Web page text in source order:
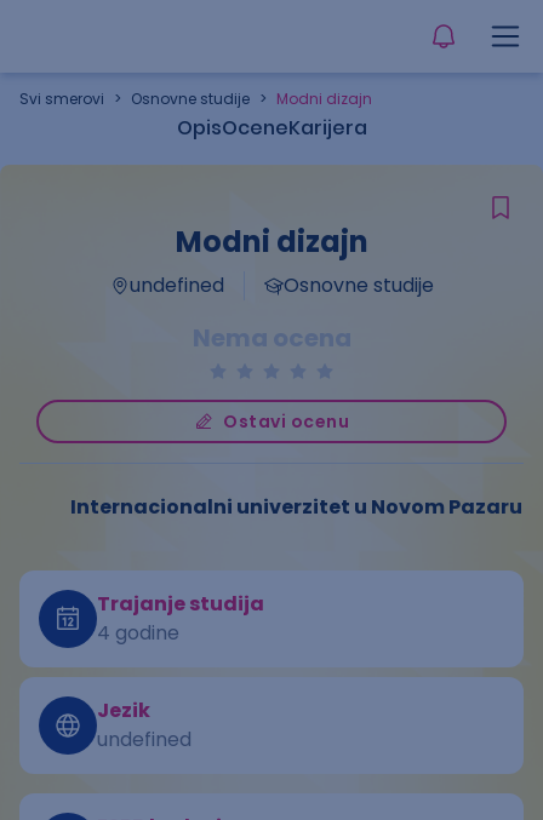
Svi smerovi > Osnovne studije > Modni dizajn
OpisOceneKarijera
Modni dizajn
undefined Osnovne studije
Nema ocena
Ostavi ocenu
Internacionalni univerzitet u Novom Pazaru
Trajanje studija
4 godine
Jezik
undefined